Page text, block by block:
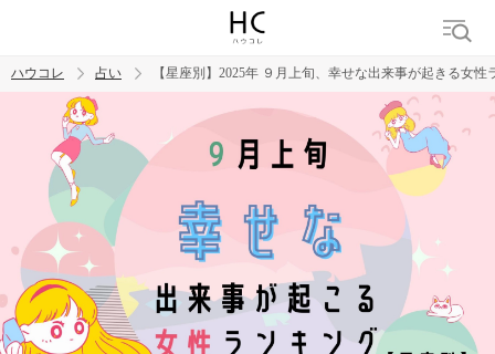
トレンド ワード
ハウコレ 占い 【星座別】2025年 ９月上旬、幸せな出来事が起きる女